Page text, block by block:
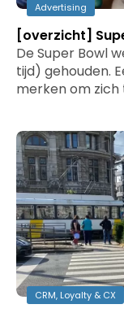
Advertising
[overzicht]
De Super Bowl
tijd) gehouden.
merken om
CRM, Loyalty & CX